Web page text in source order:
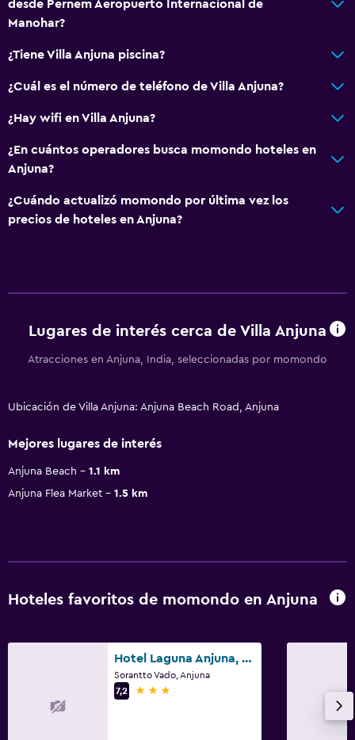
desde Pernem Aeropuerto Internacional de
Manohar?
¿Tiene Villa Anjuna piscina?
¿Cuál es el número de teléfono de Villa Anjuna?
¿Hay wifi en Villa Anjuna?
¿En cuántos operadores busca momondo hoteles en
Anjuna?
¿Cuándo actualizó momondo por última vez los
precios de hoteles en Anjuna?
Lugares de interés cerca de Villa Anjuna
Atracciones en Anjuna, India, seleccionadas por momondo
Ubicación de Villa Anjuna: Anjuna Beach Road, Anjuna
Mejores lugares de interés
Anjuna Beach
1.1 km
Anjuna Flea Market
1.5 km
Hoteles favoritos de momondo en Anjuna
Hotel Laguna Anjuna, Goa
Sorantto Vado, Anjuna
7,2
3 estrellas